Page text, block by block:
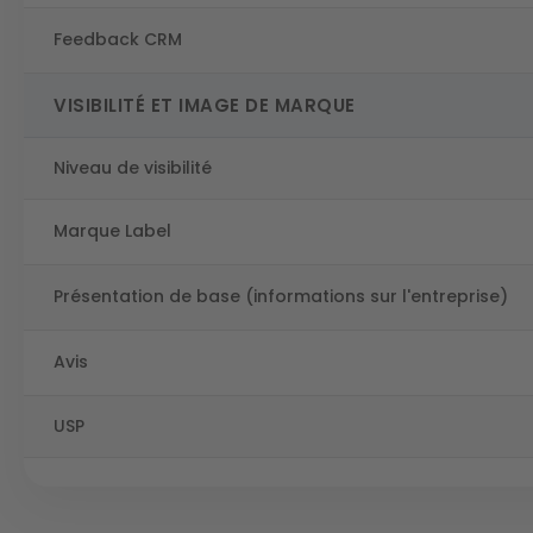
Feedback CRM
VISIBILITÉ ET IMAGE DE MARQUE
Niveau de visibilité
Marque Label
Présentation de base (informations sur l'entreprise)
Avis
USP